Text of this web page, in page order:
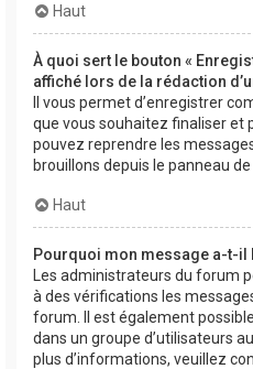
Haut
À quoi sert le bouton «
affiché lors de la rédaction
Il vous permet d’enregistrer
que vous souhaitez finaliser et
pouvez reprendre les
brouillons depuis le panneau
Haut
Pourquoi mon message a-t-il
Les administrateurs du forum
à des vérifications les
forum. Il est également
dans un groupe d’utilisateurs
plus d’informations, veuillez